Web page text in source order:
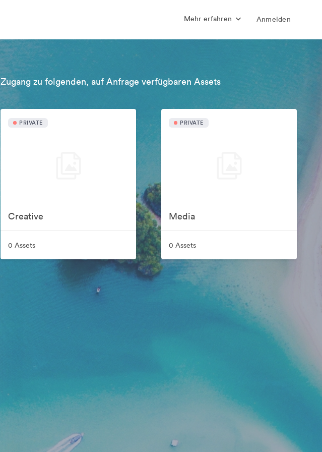
Mehr erfahren Anmelden
Zugang zu folgenden, auf Anfrage verfügbaren Assets
PRIVATE
Creative
0 Assets
PRIVATE
Media
0 Assets